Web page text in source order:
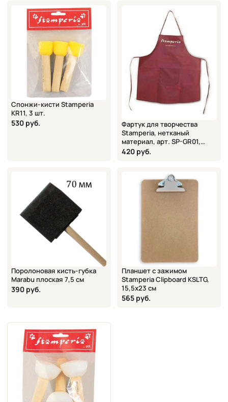
Спонжи-кисти Stamperia
KR11, 3 шт.
530 руб.
Фартук для творчества
Stamperia, нетканый
материал, арт. SP-GR01,
76х70,5 см
420 руб.
Поролоновая кисть-губка
Marabu плоская 7,5 см
390 руб.
Планшет с зажимом
Stamperia Clipboard KSLTG,
15,5х23 см
565 руб.